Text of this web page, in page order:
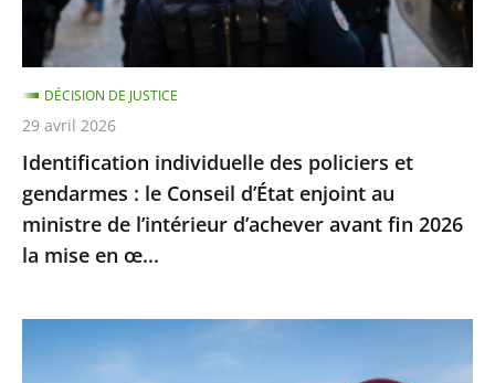
Conseil
d’État
enjoint
au
ministre
de
l’intérieur
d’achever
fin
Identification individuelle des policiers et
gendarmes : le Conseil d’État enjoint au
ministre de l’intérieur d’achever avant fin 2026
la mise en œ...
DÉCISION DE JUSTICE
29 avril 2026
Olympiques